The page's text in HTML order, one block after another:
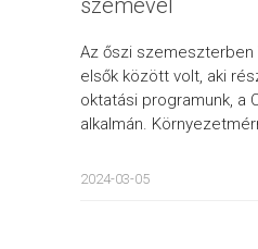
szemével
Az őszi
elsők között volt, aki
oktatási programunk, a
alkalmán.
2024-03-05